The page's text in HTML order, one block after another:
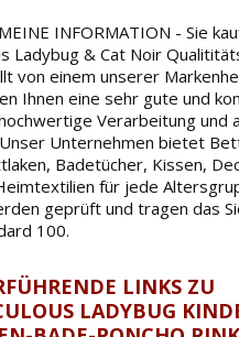
INFORMATION - Sie
Ladybug & Cat Noir
von einem unserer
Ihnen eine sehr gute und
Verarbeitung und
Unternehmen bietet
Badetücher, Kissen,
für jede
geprüft und tragen das
100.
LINKS ZU
LADYBUG